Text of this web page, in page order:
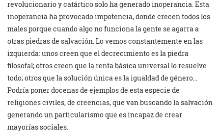
revolucionario y catártico solo ha generado inoperancia. Esta
inoperancia ha provocado impotencia, donde crecen todos los
males porque cuando algo no funciona la gente se agarra a
otras piedras de salvación. Lo vemos constantemente en las
izquierda: unos creen que el decrecimiento es la piedra
filosofal; otros creen que la renta básica universal lo resuelve
todo; otros que la solución única es la igualdad de género…
Podría poner docenas de ejemplos de esta especie de
religiones civiles, de creencias, que van buscando la salvación
generando un particularismo que es incapaz de crear
mayorías sociales.